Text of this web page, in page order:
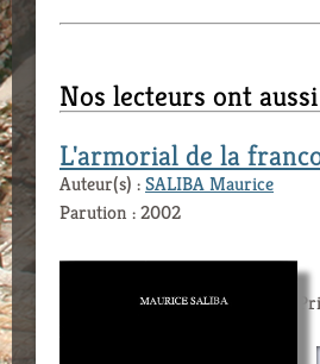
Nos lecteurs ont
L'armorial de la
Auteur(s) :SALIBA Maurice
Parution : 2002